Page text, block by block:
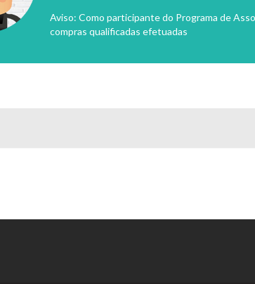
Aviso: Como participante do Programa de
compras qualificadas efetuadas